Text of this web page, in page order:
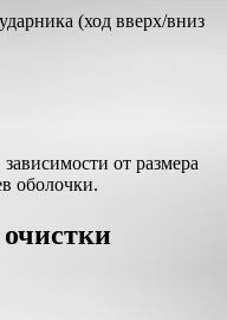
(ход вверх/вниз
от размера
оболочки.